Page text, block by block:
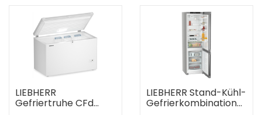
LIEBHERR
Gefriertruhe CFd
LIEBHERR Stand-Kühl-
Gefrierkombination